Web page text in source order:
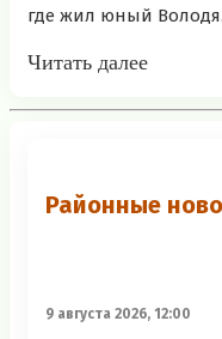
где жил юный
Читать далее
Районные
9 августа 2026, 12:00